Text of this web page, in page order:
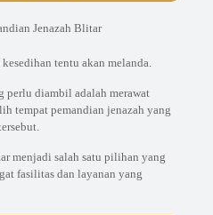
tentu akan melanda.
perlu diambil adalah merawat
tempat pemandian jenazah yang
menjadi salah satu pilihan yang
fasilitas dan layanan yang